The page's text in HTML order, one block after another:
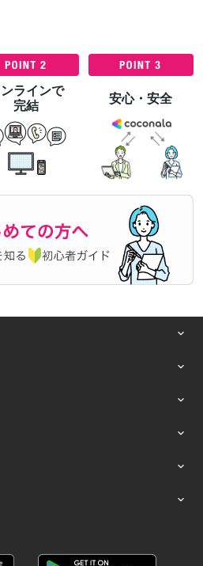
ラインで
完結
安心・安全